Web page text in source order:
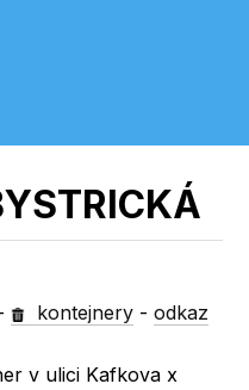
kontejnery -odkaz
v ulici Kafkova x